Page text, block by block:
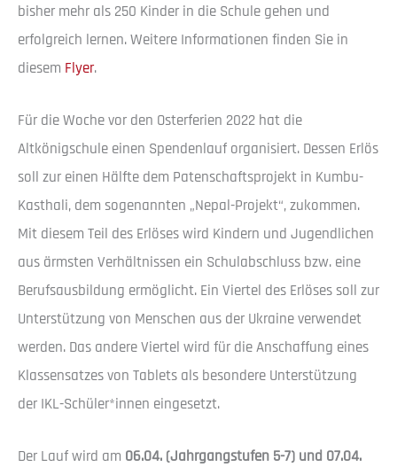
bisher mehr als 250 Kinder in die Schule gehen und
erfolgreich lernen. Weitere Informationen finden Sie in
diesem Flyer.
Für die Woche vor den Osterferien 2022 hat die
Altkönigschule einen Spendenlauf organisiert. Dessen Erlös
soll zur einen Hälfte dem Patenschaftsprojekt in Kumbu-
Kasthali, dem sogenannten „Nepal-Projekt“, zukommen.
Mit diesem Teil des Erlöses wird Kindern und Jugendlichen
aus ärmsten Verhältnissen ein Schulabschluss bzw. eine
Berufsausbildung ermöglicht. Ein Viertel des Erlöses soll zur
Unterstützung von Menschen aus der Ukraine verwendet
werden. Das andere Viertel wird für die Anschaffung eines
Klassensatzes von Tablets als besondere Unterstützung
der IKL-Schüler*innen eingesetzt.
Der Lauf wird am 06.04. (Jahrgangstufen 5-7) und 07.04.